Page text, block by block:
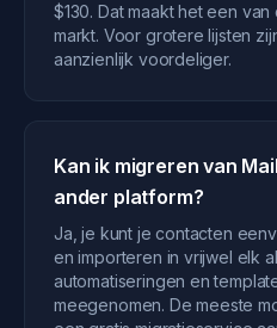
$130. Dat maakt het een
markt. Voor grotere lijsten
aanzienlijk voordeliger.
Kan ik migreren van
ander platform?
Ja, je kunt je contacten
en importeren in vrijwel elk
automatiseringen en
meegenomen. De meeste